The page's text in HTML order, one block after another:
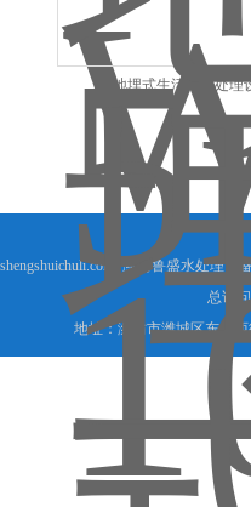
地埋式生活污水处理
潍坊鲁盛水处理设
总访
地址：潍坊市潍城区东风